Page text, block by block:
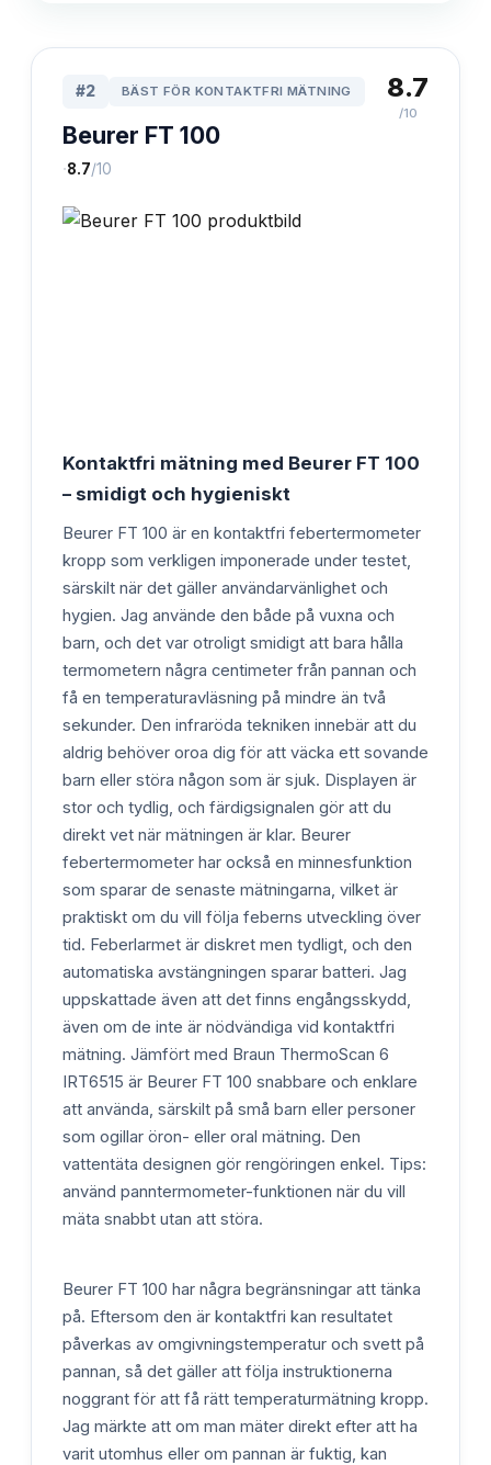
#2 BÄST FÖR KONTAKTFRI MÄTNING
Beurer FT 100
·8.7/10
8.7
/10
Kontaktfri mätning med Beurer FT 100
– smidigt och hygieniskt
Beurer FT 100 är en kontaktfri febertermometer
kropp som verkligen imponerade under testet,
särskilt när det gäller användarvänlighet och
hygien. Jag använde den både på vuxna och
barn, och det var otroligt smidigt att bara hålla
termometern några centimeter från pannan och
få en temperaturavläsning på mindre än två
sekunder. Den infraröda tekniken innebär att du
aldrig behöver oroa dig för att väcka ett sovande
barn eller störa någon som är sjuk. Displayen är
stor och tydlig, och färdigsignalen gör att du
direkt vet när mätningen är klar. Beurer
febertermometer har också en minnesfunktion
som sparar de senaste mätningarna, vilket är
praktiskt om du vill följa feberns utveckling över
tid. Feberlarmet är diskret men tydligt, och den
automatiska avstängningen sparar batteri. Jag
uppskattade även att det finns engångsskydd,
även om de inte är nödvändiga vid kontaktfri
mätning. Jämfört med Braun ThermoScan 6
IRT6515 är Beurer FT 100 snabbare och enklare
att använda, särskilt på små barn eller personer
som ogillar öron- eller oral mätning. Den
vattentäta designen gör rengöringen enkel. Tips:
använd panntermometer-funktionen när du vill
mäta snabbt utan att störa.
Beurer FT 100 har några begränsningar att tänka
på. Eftersom den är kontaktfri kan resultatet
påverkas av omgivningstemperatur och svett på
pannan, så det gäller att följa instruktionerna
noggrant för att få rätt temperaturmätning kropp.
Jag märkte att om man mäter direkt efter att ha
varit utomhus eller om pannan är fuktig, kan